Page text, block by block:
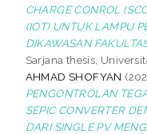
CHARGE CONROL
(IOT) UNTUK LAMPU
DIKAWASAN
Sarjana thesis,
AHMAD SHOFYAN
PENGONTROLAN
SEPIC CONVERTER
DARI SINGLE PV